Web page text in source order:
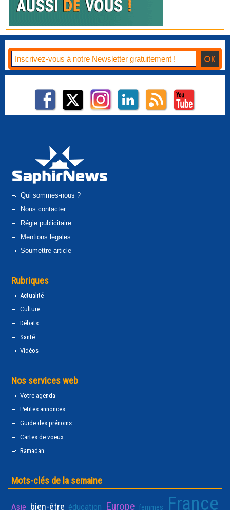
Qui sommes-nous ?
Nous contacter
Régie publicitaire
Mentions légales
Soumettre article
Rubriques
Actualité
Culture
Débats
Santé
Vidéos
Nos services web
Votre agenda
Petites annonces
Guide des prénoms
Cartes de voeux
Ramadan
Mots-clés de la semaine
Asie bien-être éducation Europe femmes France